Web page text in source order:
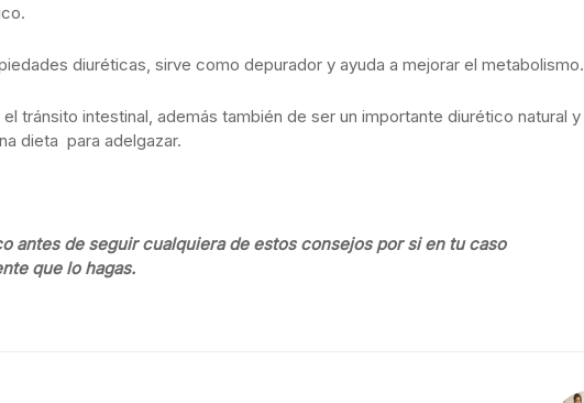
diuréticas, sirve como depurador y ayuda a mejorar el metabolismo.
el tránsito intestinal, además también de ser un importante diurético natural y
dieta para adelgazar.
antes de seguir cualquiera de estos consejos por si en tu caso
que lo hagas.